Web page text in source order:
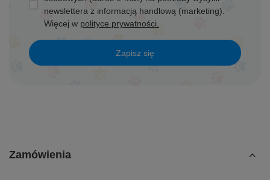
newslettera z informacją handlową (marketing).
Więcej w polityce prywatności.
Zapisz się
Zamówienia